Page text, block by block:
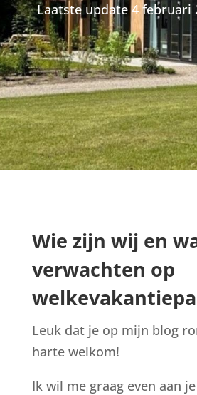
Laatste update 4 februari
​Wie zijn wij en
verwachten op
Leuk dat je op mijn blog
harte welkom!
Ik wil me graag even aan